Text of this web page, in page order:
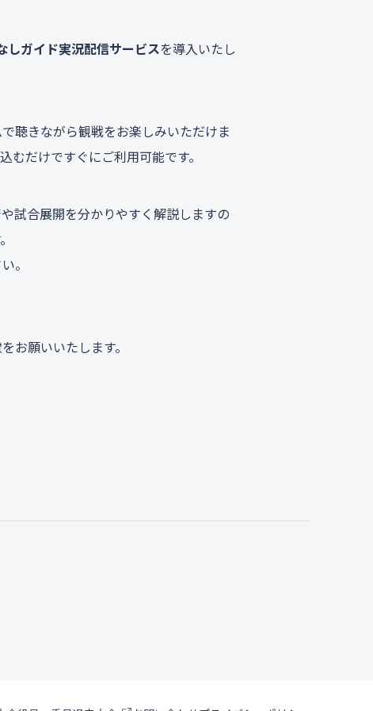
しガイド実況配信サービスを導入いたし
聴きながら観戦をお楽しみいただけま
だけですぐにご利用可能です。
試合展開を分かりやすく解説しますの
。
お願いいたします。